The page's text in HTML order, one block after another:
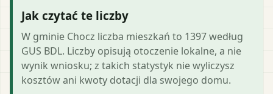
Jak czytać te liczby
W gminie Chocz liczba mieszkań to 1397 według
GUS BDL. Liczby opisują otoczenie lokalne, a nie
wynik wniosku; z takich statystyk nie wyliczysz
kosztów ani kwoty dotacji dla swojego domu.